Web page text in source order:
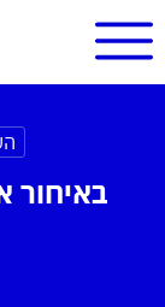
באיחור